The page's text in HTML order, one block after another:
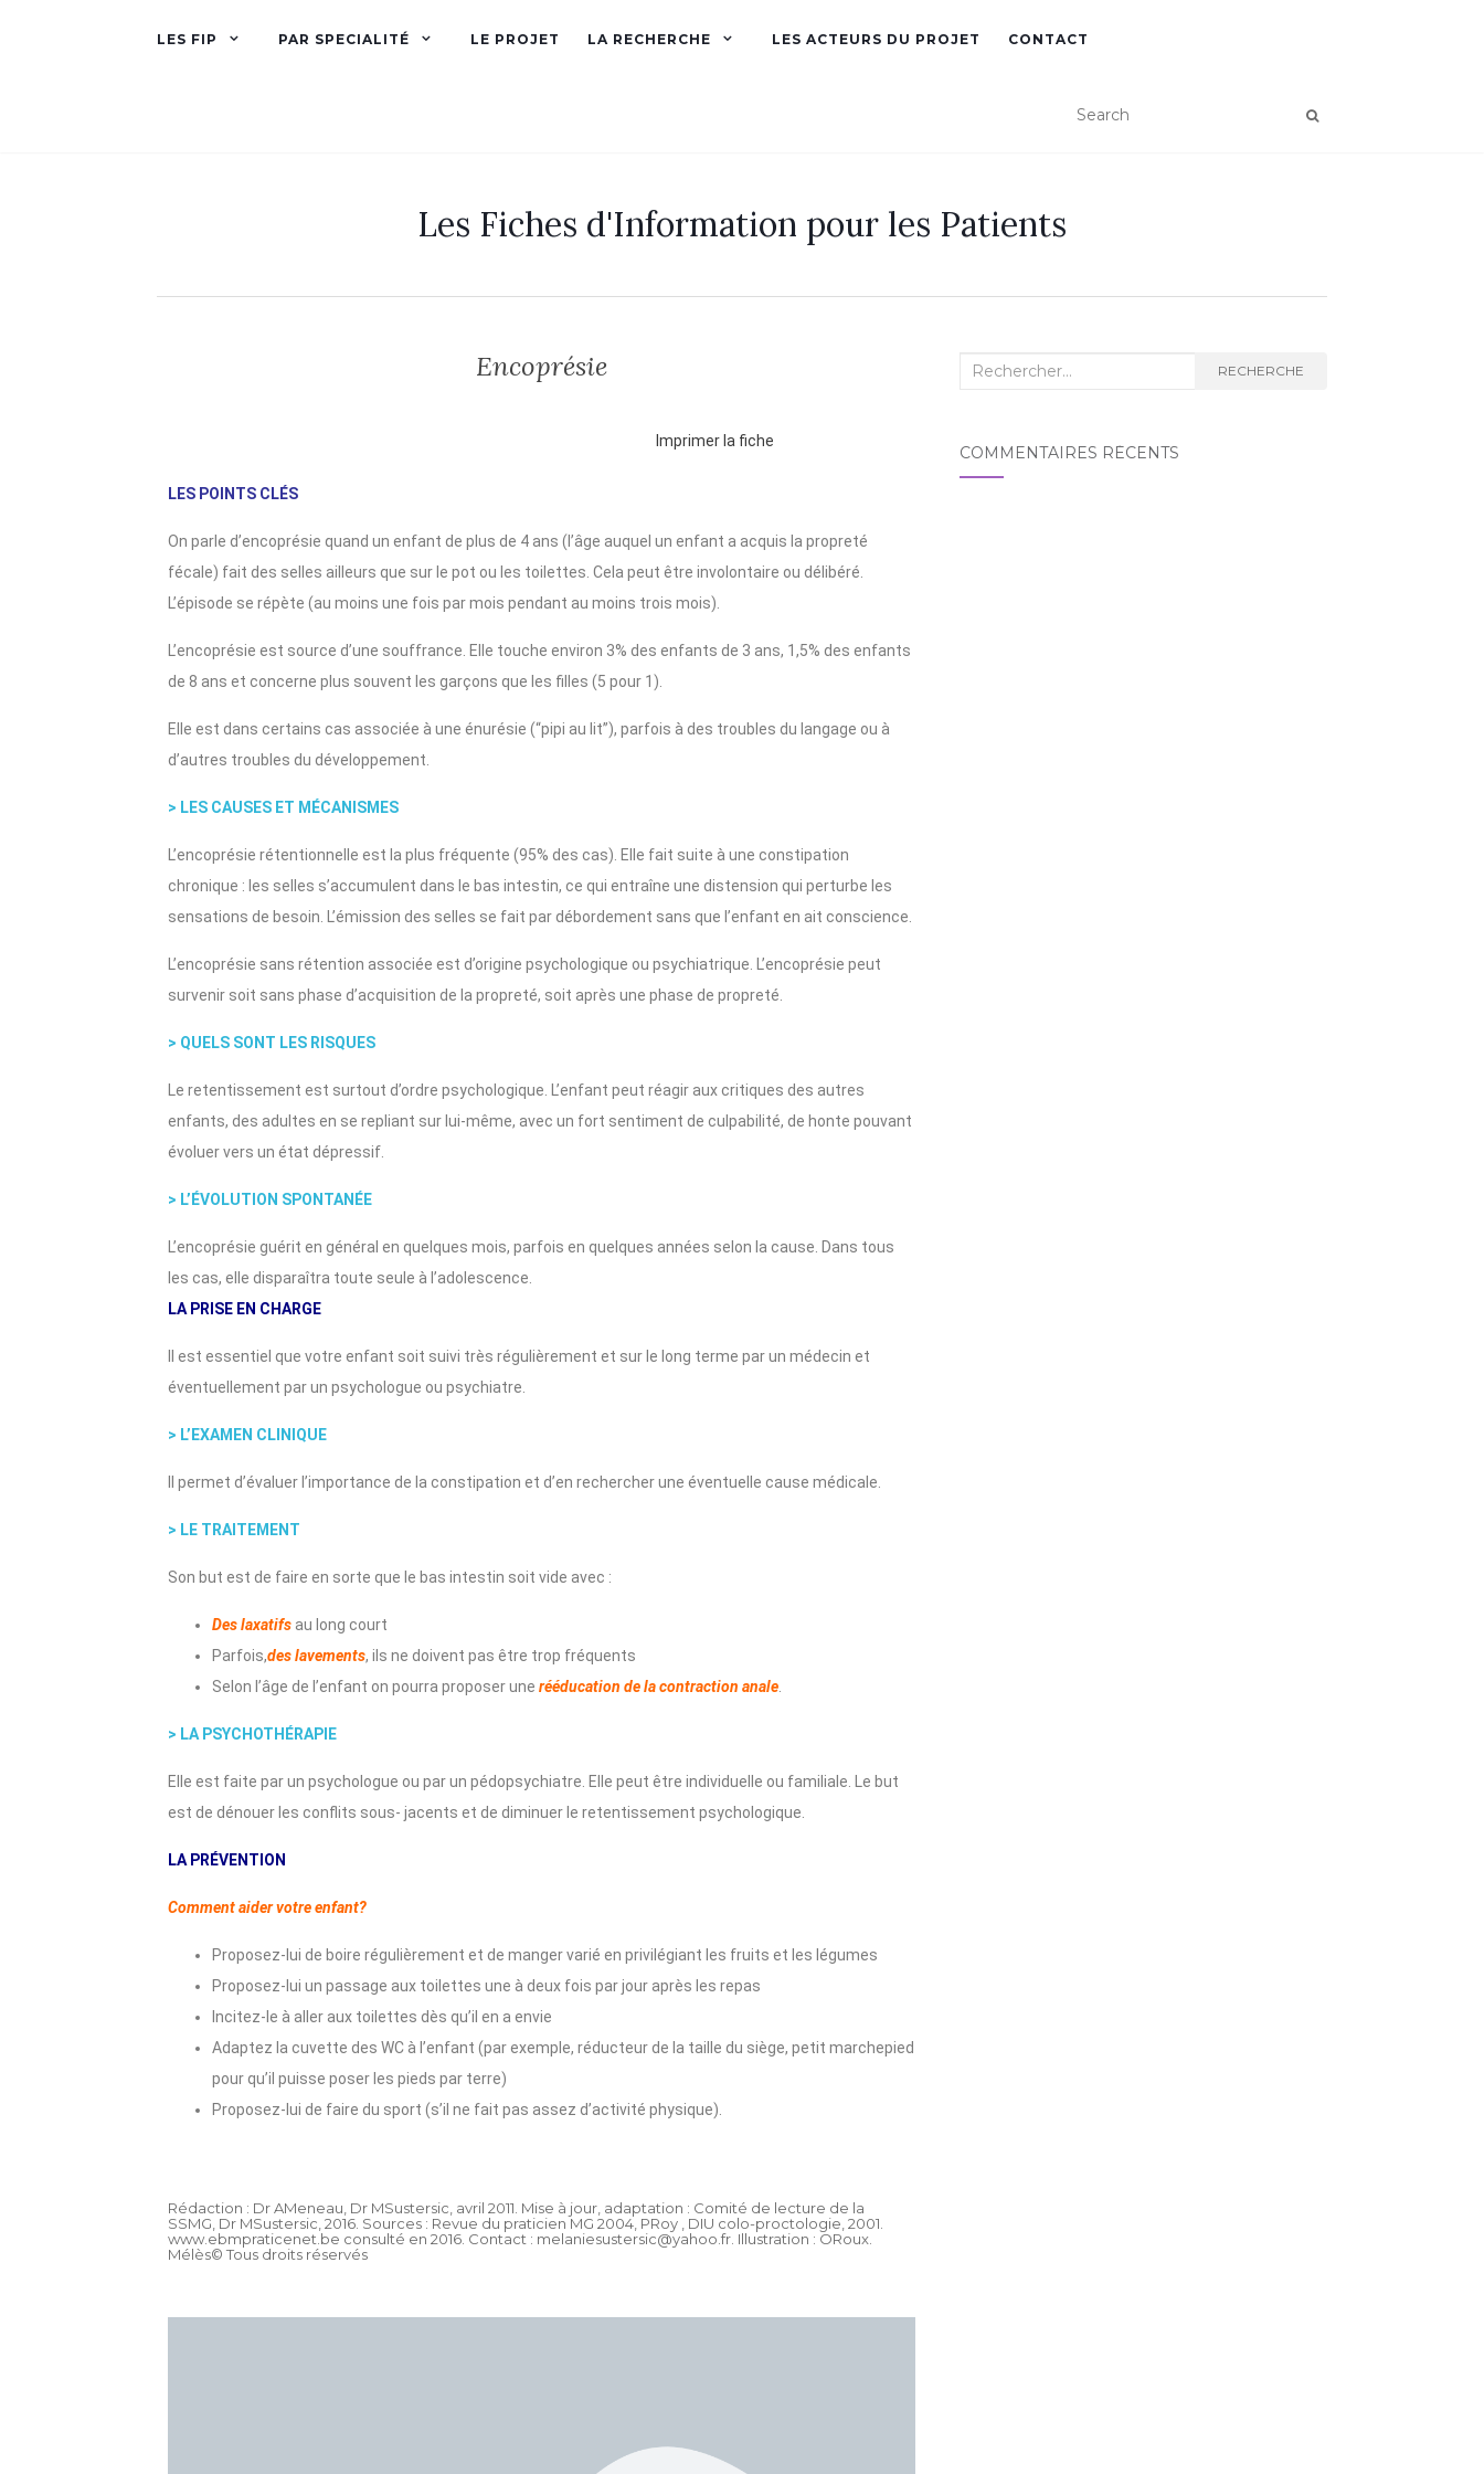
LES FIP PAR SPECIALITÉ LE PROJET LA RECHERCHE LES ACTEURS DU PROJET CONTACT
Les Fiches d'Information pour les Patients
Encoprésie
Imprimer la fiche
LES POINTS CLÉS
On parle d’encoprésie quand un enfant de plus de 4 ans (l’âge auquel un enfant a acquis la propreté
fécale) fait des selles ailleurs que sur le pot ou les toilettes. Cela peut être involontaire ou délibéré.
L’épisode se répète (au moins une fois par mois pendant au moins trois mois).
L’encoprésie est source d’une souffrance. Elle touche environ 3% des enfants de 3 ans, 1,5% des enfants
de 8 ans et concerne plus souvent les garçons que les filles (5 pour 1).
Elle est dans certains cas associée à une énurésie (“pipi au lit”), parfois à des troubles du langage ou à
d’autres troubles du développement.
> LES CAUSES ET MÉCANISMES
L’encoprésie rétentionnelle est la plus fréquente (95% des cas). Elle fait suite à une constipation
chronique : les selles s’accumulent dans le bas intestin, ce qui entraîne une distension qui perturbe les
sensations de besoin. L’émission des selles se fait par débordement sans que l’enfant en ait conscience.
L’encoprésie sans rétention associée est d’origine psychologique ou psychiatrique. L’encoprésie peut
survenir soit sans phase d’acquisition de la propreté, soit après une phase de propreté.
> QUELS SONT LES RISQUES
Le retentissement est surtout d’ordre psychologique. L’enfant peut réagir aux critiques des autres
enfants, des adultes en se repliant sur lui-même, avec un fort sentiment de culpabilité, de honte pouvant
évoluer vers un état dépressif.
> L’ÉVOLUTION SPONTANÉE
L’encoprésie guérit en général en quelques mois, parfois en quelques années selon la cause. Dans tous
les cas, elle disparaîtra toute seule à l’adolescence.
LA PRISE EN CHARGE
Il est essentiel que votre enfant soit suivi très régulièrement et sur le long terme par un médecin et
éventuellement par un psychologue ou psychiatre.
> L’EXAMEN CLINIQUE
Il permet d’évaluer l’importance de la constipation et d’en rechercher une éventuelle cause médicale.
> LE TRAITEMENT
Son but est de faire en sorte que le bas intestin soit vide avec :
Des laxatifs au long court
Parfois,des lavements, ils ne doivent pas être trop fréquents
Selon l’âge de l’enfant on pourra proposer une rééducation de la contraction anale
> LA PSYCHOTHÉRAPIE
Elle est faite par un psychologue ou par un pédopsychiatre. Elle peut être individuelle ou familiale. Le but
est de dénouer les conflits sous- jacents et de diminuer le retentissement psychologique.
LA PRÉVENTION
Comment aider votre enfant?
Proposez-lui de boire régulièrement et de manger varié en privilégiant les fruits et les légumes
Proposez-lui un passage aux toilettes une à deux fois par jour après les repas
Incitez-le à aller aux toilettes dès qu’il en a envie
Adaptez la cuvette des WC à l’enfant (par exemple, réducteur de la taille du siège, petit marchepied
pour qu’il puisse poser les pieds par terre)
Proposez-lui de faire du sport (s’il ne fait pas assez d’activité physique).
Rédaction : Dr AMeneau, Dr MSustersic, avril 2011. Mise à jour, adaptation : Comité de lecture de la
SSMG, Dr MSustersic, 2016. Sources : Revue du praticien MG 2004, PRoy , DIU colo-proctologie, 2001.
www.ebmpraticenet.be consulté en 2016. Contact : melaniesustersic@yahoo.fr. Illustration : ORoux.
Mélès© Tous droits réservés
RECHERCHE
COMMENTAIRES RÉCENTS